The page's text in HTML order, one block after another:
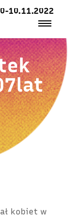
10.11.2022
kobiet w